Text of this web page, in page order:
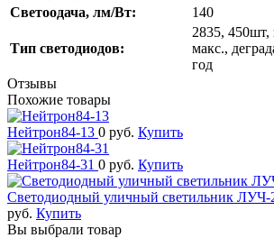
Светоодача, лм/Вт:
140
Тип светодиодов:
2835, 450шт,
макс.,
год
Отзывы
Похожие товары
Нейтрон84-13 0 руб. Купить
Нейтрон84-31 0 руб. Купить
Светодиодный уличный светильник
руб. Купить
Вы выбрали товар